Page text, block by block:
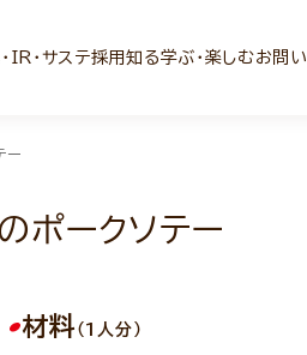
IR・サステ採用知る学ぶ・楽しむお問
ー
ポークソテー
材料 （1人分）